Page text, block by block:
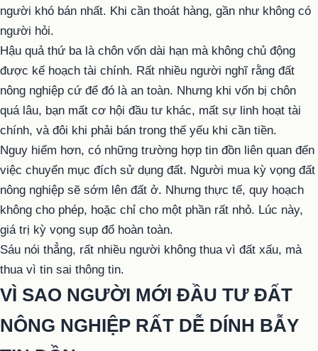
người khó bán nhất. Khi cần thoát hàng, gần như không có
người hỏi.
Hậu quả thứ ba là chôn vốn dài hạn mà không chủ động
được kế hoạch tài chính. Rất nhiều người nghĩ rằng đất
nông nghiệp cứ để đó là an toàn. Nhưng khi vốn bị chôn
quá lâu, bạn mất cơ hội đầu tư khác, mất sự linh hoạt tài
chính, và đôi khi phải bán trong thế yếu khi cần tiền.
Nguy hiểm hơn, có những trường hợp tin đồn liên quan đến
việc chuyển mục đích sử dụng đất. Người mua kỳ vọng đất
nông nghiệp sẽ sớm lên đất ở. Nhưng thực tế, quy hoạch
không cho phép, hoặc chỉ cho một phần rất nhỏ. Lúc này,
giá trị kỳ vọng sụp đổ hoàn toàn.
Sáu nói thẳng, rất nhiều người không thua vì đất xấu, mà
thua vì tin sai thông tin.
VÌ SAO NGƯỜI MỚI ĐẦU TƯ ĐẤT
NÔNG NGHIỆP RẤT DỄ DÍNH BẪY